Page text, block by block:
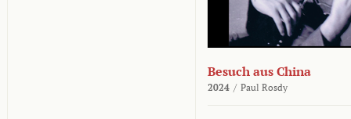
Besuch aus China
2024 / Paul Rosdy